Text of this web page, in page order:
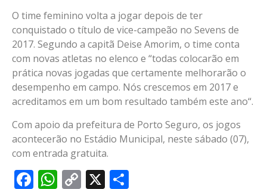
O time feminino volta a jogar depois de ter
conquistado o título de vice-campeão no Sevens de
2017. Segundo a capitã Deise Amorim, o time conta
com novas atletas no elenco e “todas colocarão em
prática novas jogadas que certamente melhorarão o
desempenho em campo. Nós crescemos em 2017 e
acreditamos em um bom resultado também este ano“.
Com apoio da prefeitura de Porto Seguro, os jogos
acontecerão no Estádio Municipal, neste sábado (07),
com entrada gratuita.
Facebook
WhatsApp
Copy
X